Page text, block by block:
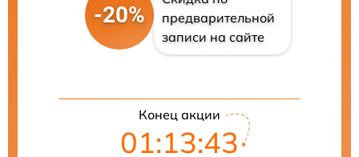
-20%
предварительной
записи на сайте
Конец акции
01:13:42